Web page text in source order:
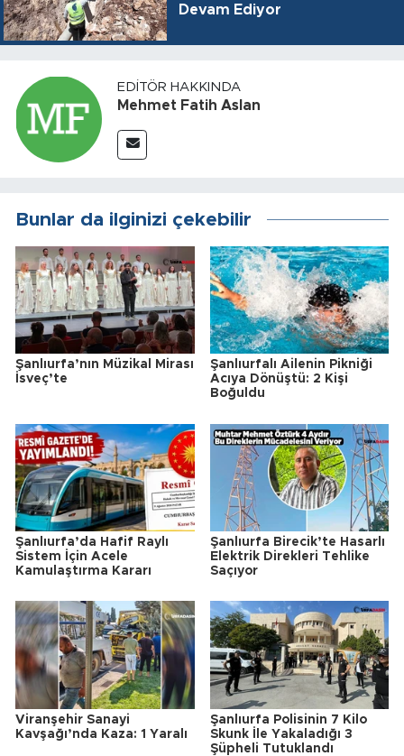
Devam Ediyor
EDITÖR HAKKINDA
Mehmet Fatih Aslan
Bunlar da ilginizi çekebilir
Şanlıurfa’nın Müzikal Mirası
İsveç’te
Şanlıurfalı Ailenin Pikniği
Acıya Dönüştü: 2 Kişi
Boğuldu
Şanlıurfa’da Hafif Raylı
Sistem İçin Acele
Kamulaştırma Kararı
Şanlıurfa Birecik’te Hasarlı
Elektrik Direkleri Tehlike
Saçıyor
Viranşehir Sanayi
Kavşağı’nda Kaza: 1 Yaralı
Şanlıurfa Polisinin 7 Kilo
Skunk İle Yakaladığı 3
Şüpheli Tutuklandı